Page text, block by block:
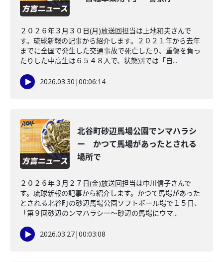
２０２６年３月３０日(月)放送回担当は上地和夫さんで
す。琉球新報の記事から紹介します。２０２１年から去年
までに全国で発生した交通事故で死亡したり、重傷を負っ
たりした中高生は６５４８人で、状態別では「自...
2026.03.30 |00:06:14
北谷町砂辺馬場公園でンマハラシ
ー かつて馬場があったとされる
場所で
２０２６年３月２７日(金)放送回担当は中川信子さんで
す。琉球新報の記事から紹介します。かつて馬場があった
とされる北谷町の砂辺馬場公園ソフトボール場で１５日、
「第９回砂辺のンマハラシー～砂辺の馬場にウマ...
2026.03.27|00:03:08